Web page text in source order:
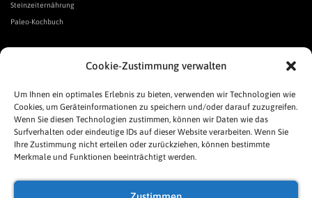
Cookie-Zustimmung verwalten
Um Ihnen ein optimales Erlebnis zu bieten, verwenden wir Technologien wie
Cookies, um Geräteinformationen zu speichern und/oder darauf zuzugreifen.
Wenn Sie diesen Technologien zustimmen, können wir Daten wie das
Surfverhalten oder eindeutige IDs auf dieser Website verarbeiten. Wenn Sie
Ihre Zustimmung nicht erteilen oder zurückziehen, können bestimmte
Merkmale und Funktionen beeinträchtigt werden.
Steinzeiternährung
Paleo-Kochbuch
*Affiliate Link. Als Partner verschiedener Unternehmen verdiene ich an qualifizierten Verkäufen.
Urgeschmack-Empfehlungen
Urgeschmack-Shop
Was ist Urgeschmack?
Häufige Fragen
Links